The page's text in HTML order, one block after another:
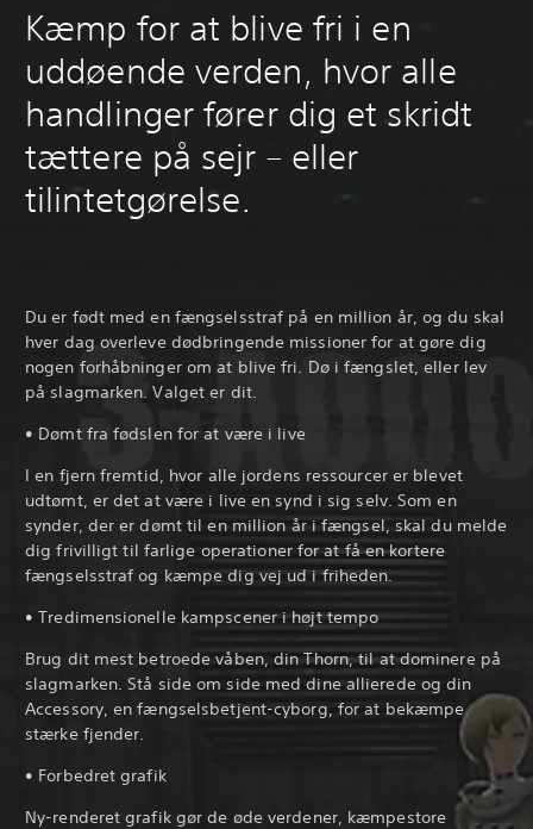
Kæmp for at blive fri i en
uddøende verden, hvor alle
handlinger fører dig et skridt
tættere på sejr – eller
tilintetgørelse.
Du er født med en fængselsstraf på en million år, og du skal
hver dag overleve dødbringende missioner for at gøre dig
nogen forhåbninger om at blive fri. Dø i fængslet, eller lev
på slagmarken. Valget er dit.
• Dømt fra fødslen for at være i live
I en fjern fremtid, hvor alle jordens ressourcer er blevet
udtømt, er det at være i live en synd i sig selv. Som en
synder, der er dømt til en million år i fængsel, skal du melde
dig frivilligt til farlige operationer for at få en kortere
fængselsstraf og kæmpe dig vej ud i friheden.
• Tredimensionelle kampscener i højt tempo
Brug dit mest betroede våben, din Thorn, til at dominere på
slagmarken. Stå side om side med dine allierede og din
Accessory, en fængselsbetjent-cyborg, for at bekæmpe
stærke fjender.
• Forbedret grafik
Ny-renderet grafik gør de øde verdener, kæmpestore